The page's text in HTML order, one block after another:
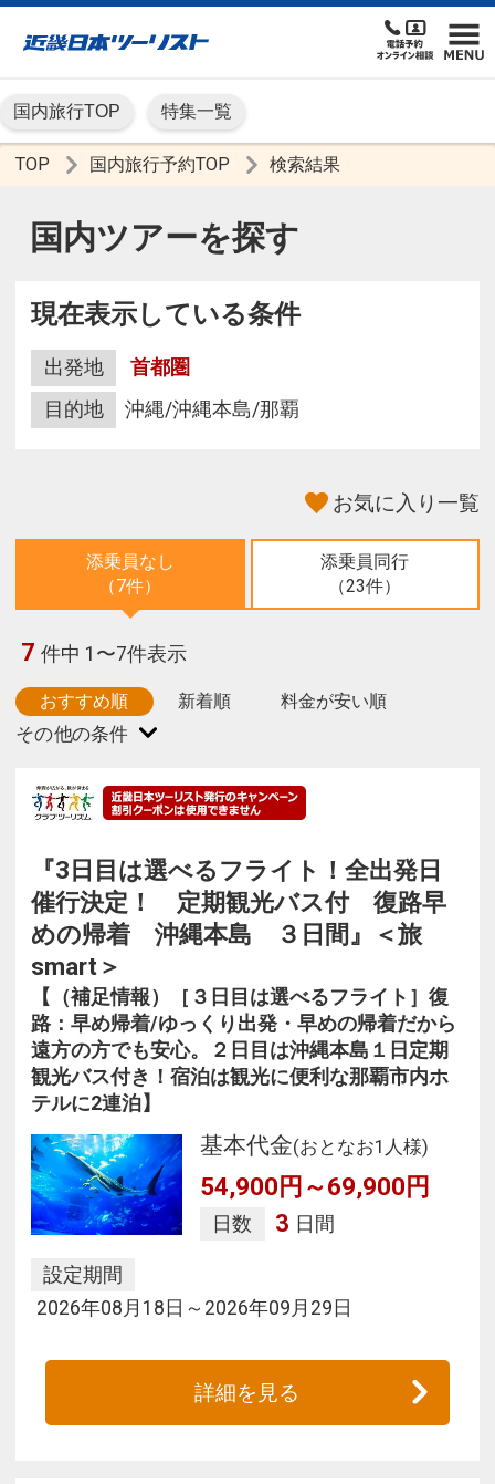
国内旅行TOP 特集一覧
TOP 国内旅行予約TOP 検索結果
国内ツアーを探す
現在表示している条件
出発地
首都圏
目的地
沖縄/沖縄本島/那覇
お気に入り一覧
添乗員なし
（7件）
添乗員同行
（23件）
7 件中 1〜7件表示
おすすめ順 新着順 料金が安い順
『3日目は選べるフライト！全出発日
催行決定！ 定期観光バス付 復路早
めの帰着 沖縄本島 ３日間』＜旅
smart＞
【（補足情報）［３日目は選べるフライト］復
路：早め帰着/ゆっくり出発・早めの帰着だから
遠方の方でも安心。２日目は沖縄本島１日定期
観光バス付き！宿泊は観光に便利な那覇市内ホ
テルに2連泊】
基本代金(おとなお1人様)
54,900円～69,900円
日数 3 日間
設定期間
2026年08月18日～2026年09月29日
詳細を見る